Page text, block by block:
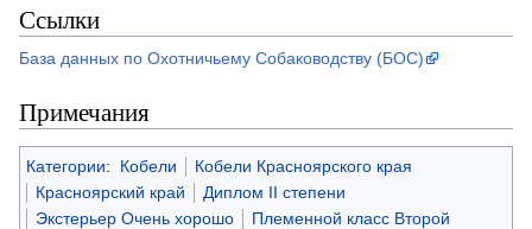
Ссылки
База данных по Охотничьему Собаководству (БОС)
Примечания
Категории: Кобели
Кобели Красноярского края
Красноярский край
Диплом II степени
Экстерьер Очень хорошо
Племенной класс Второй